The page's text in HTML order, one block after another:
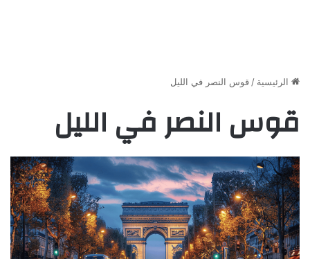
الرئيسية / قوس النصر في الليل
قوس النصر في الليل